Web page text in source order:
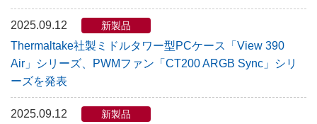
2025.09.12 新製品
Thermaltake社製ミドルタワー型PCケース「View 390
Air」シリーズ、PWMファン「CT200 ARGB Sync」シリ
ーズを発表
2025.09.12 新製品